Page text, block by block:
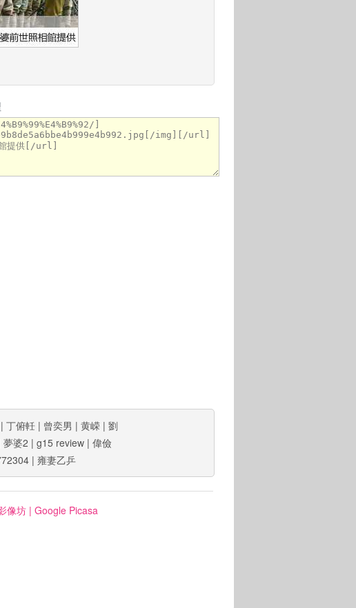
| 丁俯軠 | 曾奕男 | 黄嵘 | 劉
夢婆2 | g15 review | 偉儉
| 雍妻乙乒
像坊| Google Picasa